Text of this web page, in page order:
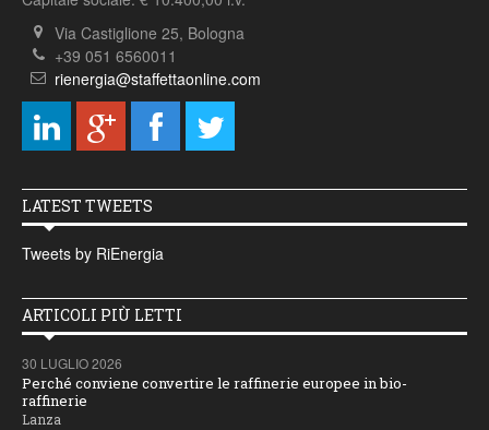
Via Castiglione 25, Bologna
+39 051 6560011
rienergia@staffettaonline.com
LATEST TWEETS
Tweets by RiEnergia
ARTICOLI PIÙ LETTI
30 LUGLIO 2026
Perché conviene convertire le raffinerie europee in bio-
raffinerie
Lanza